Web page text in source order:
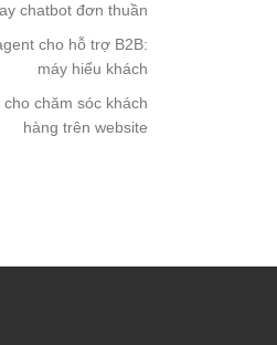
chatbot đơn thuần
cho hỗ trợ B2B:
máy hiểu khách
chăm sóc khách
hàng trên website